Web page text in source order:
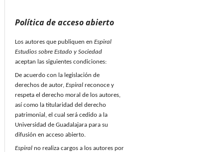
Política de acceso abierto
Los autores que publiquen en Espiral
Estudios sobre Estado y Sociedad
aceptan las siguientes condiciones:
De acuerdo con la legislación de
derechos de autor, Espiral reconoce y
respeta el derecho moral de los autores,
así como la titularidad del derecho
patrimonial, el cual será cedido a la
Universidad de Guadalajara para su
difusión en acceso abierto.
Espiral no realiza cargos a los autores por